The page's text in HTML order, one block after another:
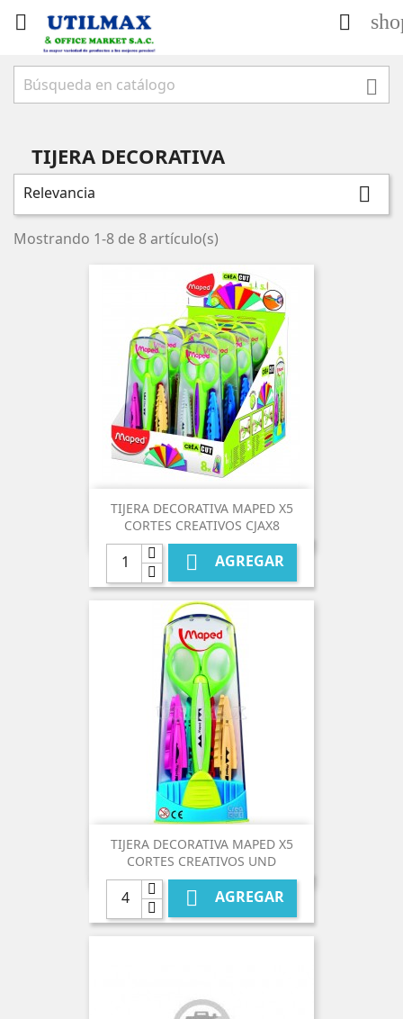
 

TIJERA DECORATIVA
Relevancia 
Mostrando 1-8 de 8 artículo(s)
TIJERA DECORATIVA MAPED X5
CORTES CREATIVOS CJAX8
 AGREGAR
TIJERA DECORATIVA MAPED X5
CORTES CREATIVOS UND
 AGREGAR